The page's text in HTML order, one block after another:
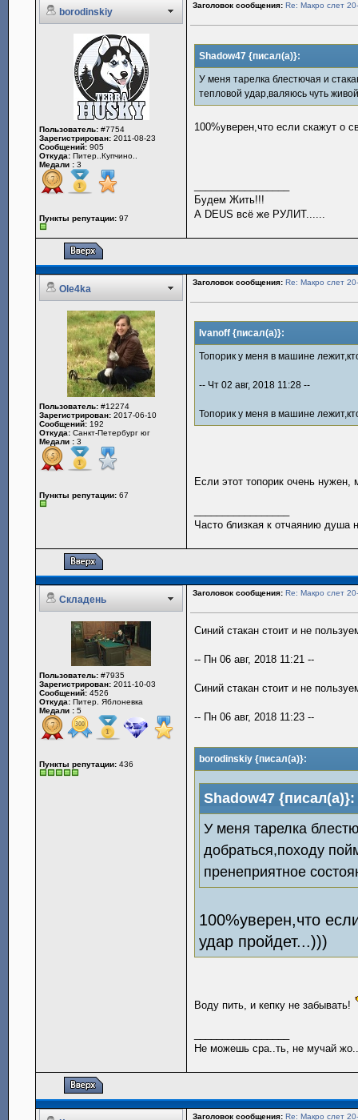
borodinskiy
Заголовок сообщения: Re: Макро слет
Пользователь: #7754
Зарегистрирован: 2011-08-23
Сообщений: 905
Откуда: Питер..Купчино..
Медали : 3
Пункты репутации: 97
Shadow47 {писал(а)}:
У меня тарелка блестючая и
тепловой удар,валяюсь чуть
100%уверен,что если скажут о
Будем Жить!!!
А DEUS всё же РУЛИТ......
Ole4ka
Заголовок сообщения: Re: Макро слет
Пользователь: #12274
Зарегистрирован: 2017-06-10
Сообщений: 192
Откуда: Санкт-Петербург юг
Медали : 3
Пункты репутации: 67
Ivanoff {писал(а)}:
Топорик у меня в машине
-- Чт 02 авг, 2018 11:28 --
Топорик у меня в машине
Если этот топорик очень
Часто близкая к отчаянию душа
Складень
Заголовок сообщения: Re: Макро слет
Пользователь: #7935
Зарегистрирован: 2011-10-03
Сообщений: 4526
Откуда: Питер. Яблоневка
Медали : 5
Пункты репутации: 436
Синий стакан стоит и не
-- Пн 06 авг, 2018 11:21 --
Синий стакан стоит и не
-- Пн 06 авг, 2018 11:23 --
borodinskiy {писал(а)}:
Shadow47 {писал(а)}:
У меня тарелка
добраться,походу
пренеприятное
100%уверен,что
удар пройдет...)))
Воду пить, и кепку не забывать!
Не можешь сра..ть, не мучай
Заголовок сообщения: Re: Макро слет